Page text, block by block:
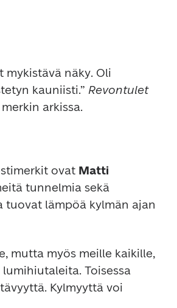
mykistävä näky. Oli
kauniisti.”
Revontulet
arkissa.
ovat Matti
tunnelmia sekä
tuovat lämpöä kylmän ajan
mutta myös meille kaikille,
Toisessa
Kylmyyttä voi